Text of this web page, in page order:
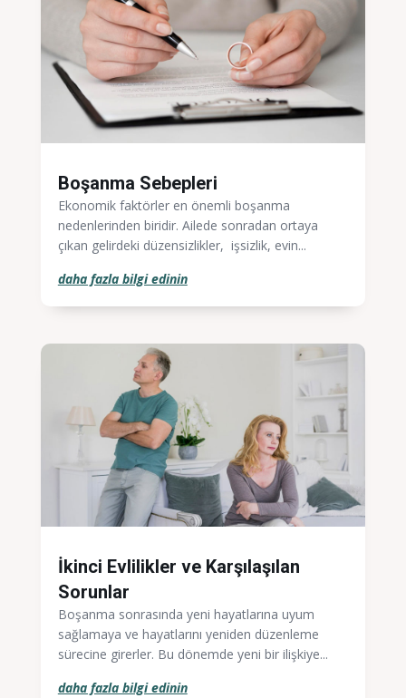
Boşanma Sebepleri
Ekonomik faktörler en önemli boşanma
nedenlerinden biridir. Ailede sonradan ortaya
çıkan gelirdeki düzensizlikler, işsizlik, evin...
daha fazla bilgi edinin
İkinci Evlilikler ve Karşılaşılan
Sorunlar
Boşanma sonrasında yeni hayatlarına uyum
sağlamaya ve hayatlarını yeniden düzenleme
sürecine girerler. Bu dönemde yeni bir ilişkiye...
daha fazla bilgi edinin